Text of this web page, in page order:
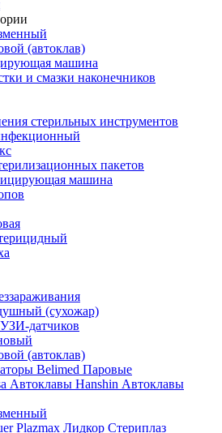
(автоклав)
машина
и смазки наконечников
стерильных инструментов
пакетов
машина
(сухожар)
датчиков
(автоклав)
Belimed Паровые
Автоклавы Hanshin Автоклавы
Plazmax Лидкор Стериплаз